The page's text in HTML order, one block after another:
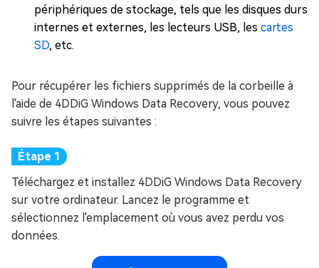
périphériques de stockage, tels que les disques durs
internes et externes, les lecteurs USB, les cartes
SD, etc.
Pour récupérer les fichiers supprimés de la corbeille à
l'aide de 4DDiG Windows Data Recovery, vous pouvez
suivre les étapes suivantes :
Téléchargez et installez 4DDiG Windows Data Recovery
sur votre ordinateur. Lancez le programme et
sélectionnez l'emplacement où vous avez perdu vos
données.